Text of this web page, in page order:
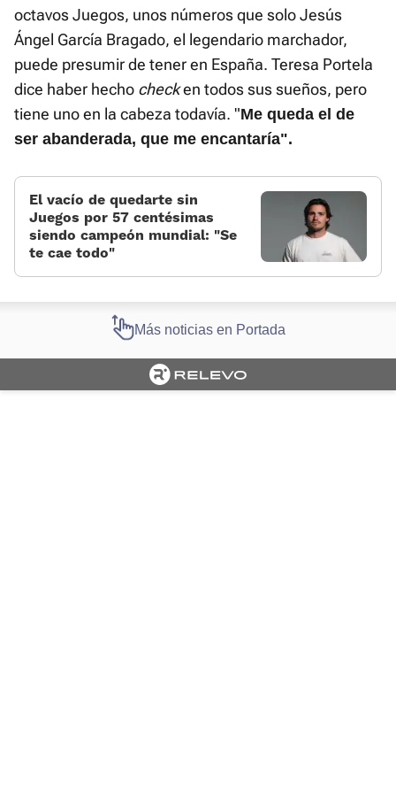
octavos Juegos, unos números que solo Jesús
Ángel García Bragado, el legendario marchador,
puede presumir de tener en España. Teresa Portela
dice haber hecho checken todos sus sueños, pero
tiene uno en la cabeza todavía. "Me queda el de
ser abanderada, que me encantaría".
El vacío de quedarte sin
Juegos por 57 centésimas
siendo campeón mundial: «Se
te cae todo«
Más noticias en Portada